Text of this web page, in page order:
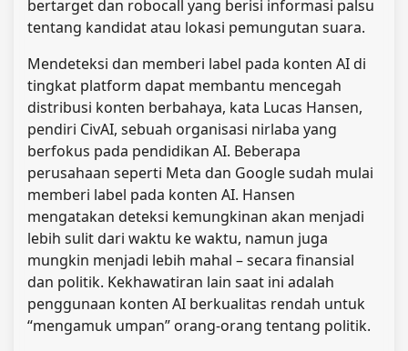
bertarget dan robocall yang berisi informasi palsu
tentang kandidat atau lokasi pemungutan suara.
Mendeteksi dan memberi label pada konten AI di
tingkat platform dapat membantu mencegah
distribusi konten berbahaya, kata Lucas Hansen,
pendiri CivAI, sebuah organisasi nirlaba yang
berfokus pada pendidikan AI. Beberapa
perusahaan seperti Meta dan Google sudah mulai
memberi label pada konten AI. Hansen
mengatakan deteksi kemungkinan akan menjadi
lebih sulit dari waktu ke waktu, namun juga
mungkin menjadi lebih mahal – secara finansial
dan politik. Kekhawatiran lain saat ini adalah
penggunaan konten AI berkualitas rendah untuk
“mengamuk umpan” orang-orang tentang politik.